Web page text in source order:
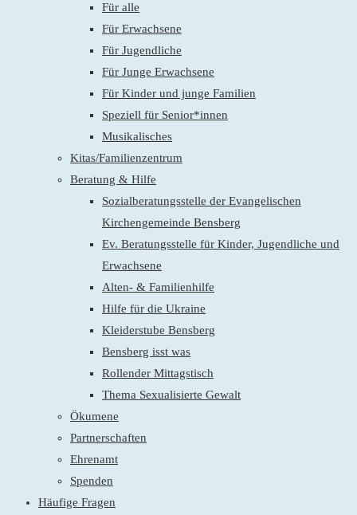
Für alle
Für Erwachsene
Für Jugendliche
Für Junge Erwachsene
Für Kinder und junge Familien
Speziell für Senior*innen
Musikalisches
Kitas/Familienzentrum
Beratung & Hilfe
Sozialberatungsstelle der Evangelischen
Kirchengemeinde Bensberg
Ev. Beratungsstelle für Kinder, Jugendliche und
Erwachsene
Alten- & Familienhilfe
Hilfe für die Ukraine
Kleiderstube Bensberg
Bensberg isst was
Rollender Mittagstisch
Thema Sexualisierte Gewalt
Ökumene
Partnerschaften
Ehrenamt
Spenden
Häufige Fragen